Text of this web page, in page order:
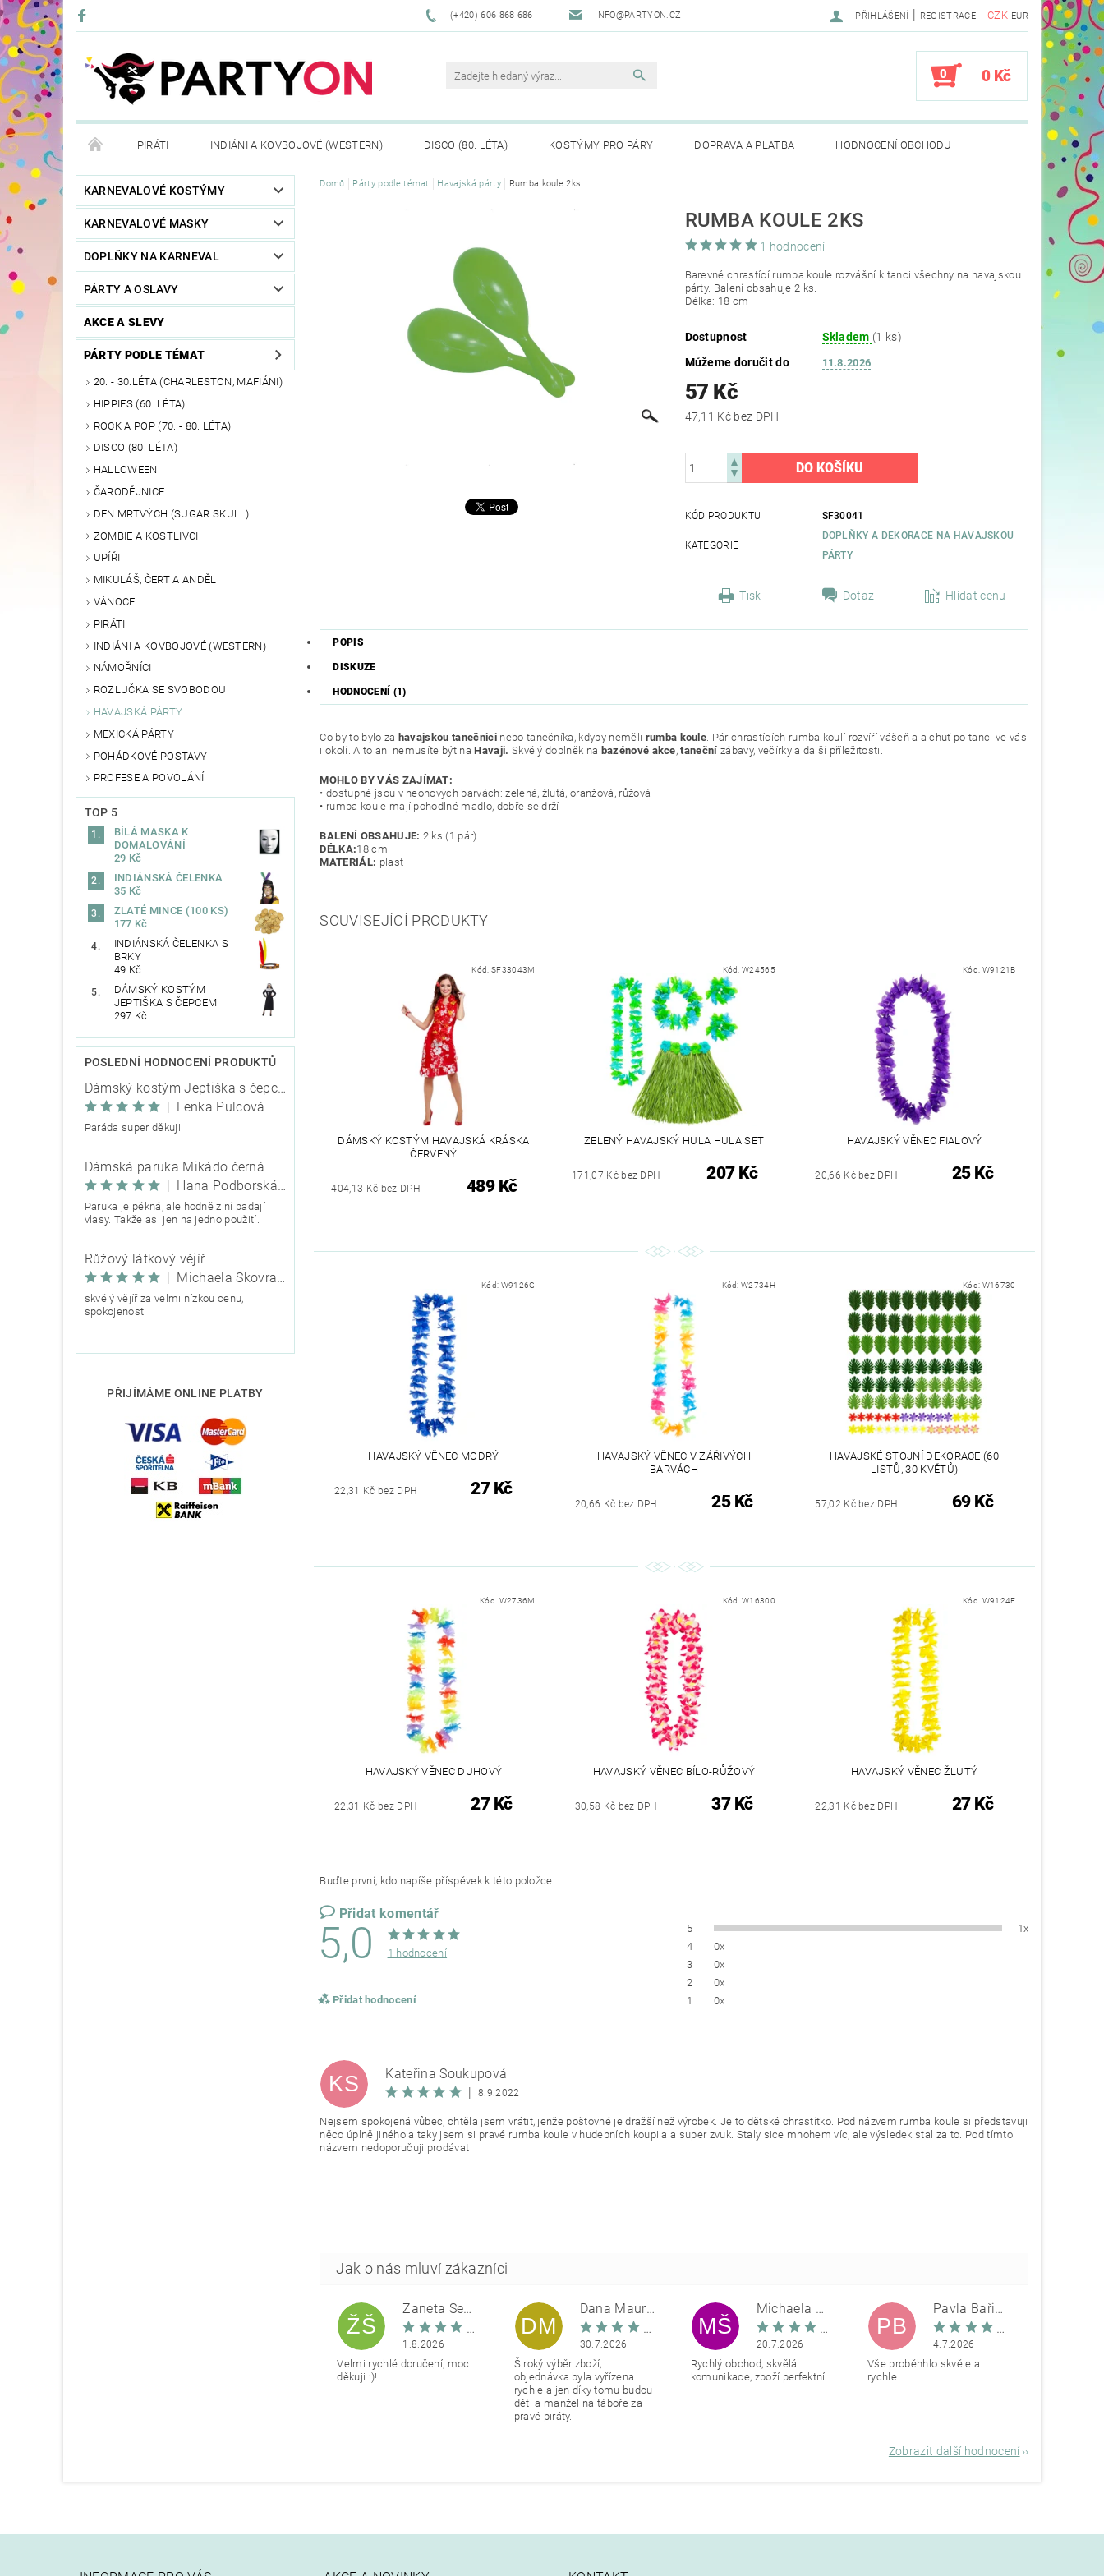
(+420) 606 868 686 INFO@PARTYON.CZ CZK EUR
PŘIHLÁŠENÍ | REGISTRACE
0 0 Kč
PIRÁTI INDIÁNI A KOVBOJOVÉ (WESTERN) DISCO (80. LÉTA) KOSTÝMY PRO PÁRY DOPRAVA A PLATBA HODNOCENÍ OBCHODU
KONTAKTY OBCHODNÍ PODMÍNKY VRÁCENÍ ZBOŽÍ REKLAMACE
KARNEVALOVÉ KOSTÝMY
KARNEVALOVÉ MASKY
DOPLŇKY NA KARNEVAL
PÁRTY A OSLAVY
AKCE A SLEVY
PÁRTY PODLE TÉMAT
20. - 30.LÉTA (CHARLESTON, MAFIÁNI)
HIPPIES (60. LÉTA)
ROCK A POP (70. - 80. LÉTA)
DISCO (80. LÉTA)
HALLOWEEN
ČARODĚJNICE
DEN MRTVÝCH (SUGAR SKULL)
ZOMBIE A KOSTLIVCI
UPÍŘI
MIKULÁŠ, ČERT A ANDĚL
VÁNOCE
PIRÁTI
INDIÁNI A KOVBOJOVÉ (WESTERN)
NÁMOŘNÍCI
ROZLUČKA SE SVOBODOU
HAVAJSKÁ PÁRTY
MEXICKÁ PÁRTY
POHÁDKOVÉ POSTAVY
PROFESE A POVOLÁNÍ
TOP 5
BÍLÁ MASKA K
DOMALOVÁNÍ
29 Kč
INDIÁNSKÁ ČELENKA
35 Kč
ZLATÉ MINCE (100 KS)
177 Kč
INDIÁNSKÁ ČELENKA S
BRKY
49 Kč
DÁMSKÝ KOSTÝM
JEPTIŠKA S ČEPCEM
297 Kč
POSLEDNÍ HODNOCENÍ PRODUKTŮ
Dámský kostým Jeptiška s čepcem
Lenka Pulcová
Paráda super děkuji
Dámská paruka Mikádo černá
Hana Podborská TRIXIE
Paruka je pěkná, ale hodně z ní padají
vlasy. Takže asi jen na jedno použití.
Růžový látkový vějíř
Michaela Škovranová
skvělý vějíř za velmi nízkou cenu,
spokojenost
PŘIJÍMÁME ONLINE PLATBY
Domů Párty podle témat Havajská párty Rumba koule 2ks
RUMBA KOULE 2KS
1 hodnocení
Barevné chrastící rumba koule rozvášní k tanci všechny na havajskou
párty. Balení obsahuje 2 ks.
Délka: 18 cm
Dostupnost Skladem (1 ks)
Můžeme doručit do
11.8.2026
57 Kč
47,11 Kč bez DPH
KÓD PRODUKTU SF30041
KATEGORIE
DOPLŇKY A DEKORACE NA HAVAJSKOU
PÁRTY
Tisk Dotaz Hlídat cenu
POPIS
DISKUZE
HODNOCENÍ (1)
Co by to bylo za havajskou tanečnicinebo tanečníka, kdyby neměli rumba koule. Pár chrastících rumba koulí rozvíří vášeň a a chuť po tanci ve vás
i okolí. A to ani nemusíte být naHavaji. Skvělý doplněk na bazénové akce,taneční zábavy, večírky a další příležitosti.
MOHLO BY VÁS ZAJÍMAT:
• dostupné jsou v neonových barvách: zelená, žlutá, oranžová, růžová
• rumba koule mají pohodlné madlo, dobře se drží
BALENÍ OBSAHUJE: 2 ks (1 pár)
DÉLKA:18 cm
MATERIÁL: plast
SOUVISEJÍCÍ PRODUKTY
Kód: SF33043M
DÁMSKÝ KOSTÝM HAVAJSKÁ KRÁSKA
ČERVENÝ
404,13 Kč bez DPH 489 Kč
Kód:W24565
ZELENÝ HAVAJSKÝ HULA HULA SET
171,07 Kč bez DPH 207 Kč
Kód: W9121B
HAVAJSKÝ VĚNEC FIALOVÝ
20,66 Kč bez DPH 25 Kč
Kód: W9126G
HAVAJSKÝ VĚNEC MODRÝ
22,31 Kč bez DPH 27 Kč
Kód:W2734H
HAVAJSKÝ VĚNEC V ZÁŘIVÝCH
BARVÁCH
20,66 Kč bez DPH 25 Kč
Kód: W16730
HAVAJSKÉ STOJNÍ DEKORACE (60
LISTŮ, 30 KVĚTŮ)
57,02 Kč bez DPH 69 Kč
Kód: W2736M
HAVAJSKÝ VĚNEC DUHOVÝ
22,31 Kč bez DPH 27 Kč
Kód:W16300
HAVAJSKÝ VĚNEC BÍLO-RŮŽOVÝ
30,58 Kč bez DPH 37 Kč
Kód: W9124E
HAVAJSKÝ VĚNEC ŽLUTÝ
22,31 Kč bez DPH 27 Kč
Buďte první, kdo napíše příspěvek k této položce.
Přidat komentář
5,0 1 hodnocení
Přidat hodnocení
5
1x
4
0x
3
0x
2
0x
1
0x
KS
Kateřina Soukupová
|
8.9.2022
Nejsem spokojená vůbec, chtěla jsem vrátit, jenže poštovné je dražší než výrobek. Je to dětské chrastítko. Pod názvem rumba koule si představuji
něco úplně jiného a taky jsem si pravé rumba koule v hudebních koupila a super zvuk. Staly sice mnohem víc, ale výsledek stal za to. Pod tímto
názvem nedoporučuji prodávat
ŽŠ
Žaneta Šemberová
1.8.2026
Velmi rychlé doručení, moc
děkuji :)!
DM
Dana Maurerová
30.7.2026
Široký výběr zboží,
objednávka byla vyřízena
rychle a jen díky tomu budou
děti a manžel na táboře za
pravé piráty.
MŠ
Michaela Škovranová
20.7.2026
Rychlý obchod, skvělá
komunikace, zboží perfektní
PB
Pavla Bařinová
4.7.2026
Vše proběhhlo skvěle a
rychle
Zobrazit další hodnocení